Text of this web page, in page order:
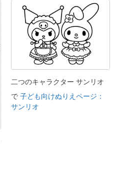
二つのキャラクター サンリオ
で 子ども向けぬりえページ：
サンリオ